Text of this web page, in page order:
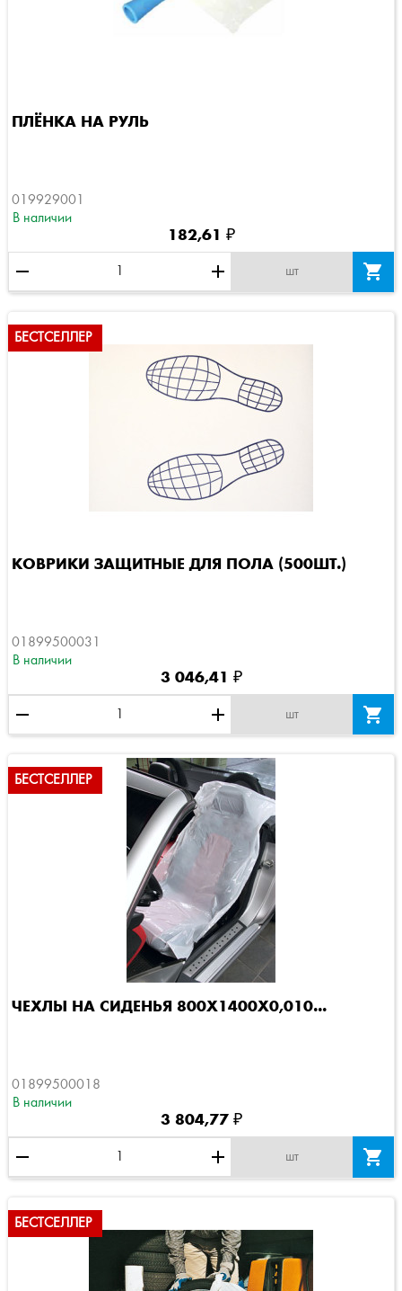
ПЛЁНКА НА РУЛЬ
019929001
В наличии
182,61 ₽
remove add шт 
КОВРИКИ ЗАЩИТНЫЕ ДЛЯ ПОЛА (500ШТ.)
01899500031
В наличии
3 046,41 ₽
remove add шт 
БЕСТСЕЛЛЕР
ЧЕХЛЫ НА СИДЕНЬЯ 800Х1400Х0,010...
01899500018
В наличии
3 804,77 ₽
remove add шт 
БЕСТСЕЛЛЕР
БЕСТСЕЛЛЕР